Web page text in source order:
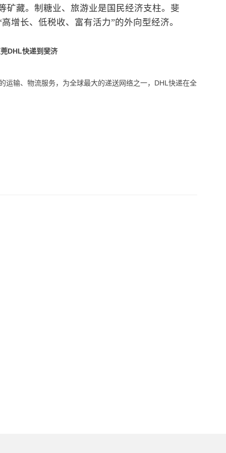
矿藏。制糖业、旅游业是国民经济支柱。斐
增长、低税收、富有活力”的外向型经济。
运输、物流服务，为全球最大的递送网络之一，DHL快递在全